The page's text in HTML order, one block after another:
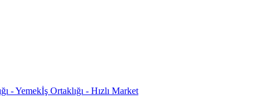
- Yemekİş Ortaklığı - Hızlı Market